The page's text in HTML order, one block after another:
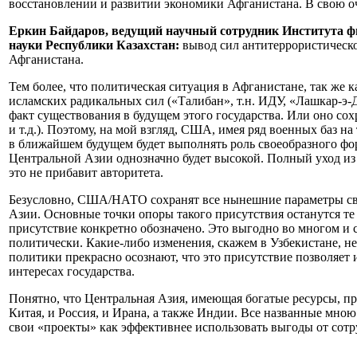
восстановлении и развитии экономики Афганистана. В свою
Еркин Байдаров, ведущий научный сотрудник Института
науки Республики Казахстан: вывод сил
Афганистана.
Тем более, что политическая ситуация в Афганистане, так же
исламских радикальных сил («Талибан», т.н. ИДУ, «Лашкар-
факт существования в будущем этого государства. Или оно
и т.д.). Поэтому, на мой взгляд, США, имея ряд военных баз
в ближайшем будущем будет выполнять роль своеобразного
Центральной Азии однозначно будет высокой. Полный уход
это не прибавит авторитета.
Безусловно, США/НАТО сохранят все нынешние параметры
Азии. Основные точки опоры такого присутствия останутся
присутствие конкретно обозначено. Это выгодно во многом
политически. Какие-либо изменения, скажем в
политики прекрасно осознают, что это присутствие
интересах государства.
Понятно, что Центральная Азия, имеющая богатые ресурсы,
Китая, и Россия, и Ирана, а также Индии. Все названные мною
свои «проекты» как эффективнее использовать выгоды от